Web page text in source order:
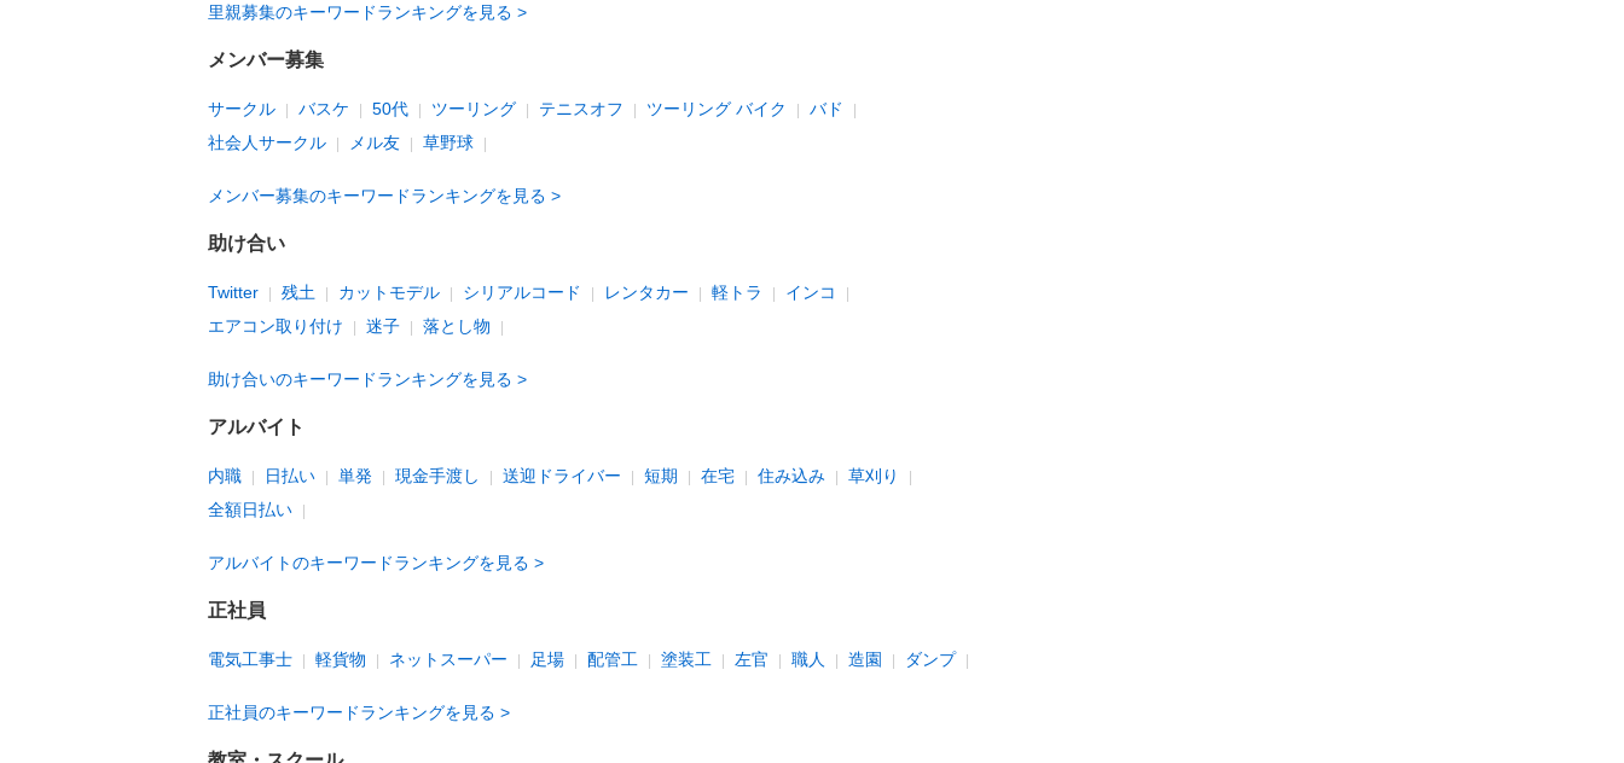
里親募集のキーワードランキングを見る
メンバー募集
サークル バスケ 50代 ツーリング テニスオフ ツーリング バイク
バド
社会人サークル
メル友 草野球
メンバー募集のキーワードランキングを見る
助け合い
Twitter 残土 カットモデル シリアルコード レンタカー 軽トラ
インコ
エアコン取り付け
迷子 落とし物
助け合いのキーワードランキングを見る
アルバイト
内職 日払い 単発 現金手渡し 送迎ドライバー 短期 在宅 住み込み
草刈り
全額日払い
アルバイトのキーワードランキングを見る
正社員
電気工事士 軽貨物 ネットスーパー 足場 配管工 塗装工 左官 職人 造園 ダンプ
正社員のキーワードランキングを見る